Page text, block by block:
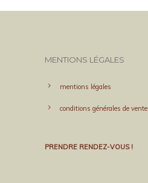
MENTIONS LÉGALES
mentions légales
conditions générales de vente
PRENDRE RENDEZ-VOUS !